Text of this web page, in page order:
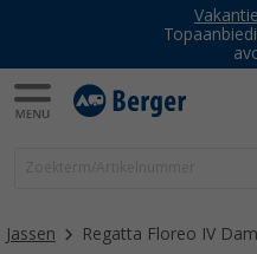
Jassen Regatta Floreo IV